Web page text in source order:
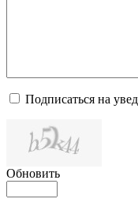
Подписаться на
Обновить